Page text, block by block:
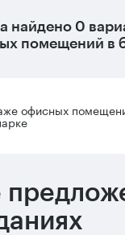
найдено 0
помещений в
офисных